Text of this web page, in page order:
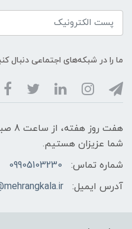
ما را در شبکه‌های اجتماعی دنبال
شما عزیزان هستیم.
شماره تماس:
09905103230
آدرس ایمیل: